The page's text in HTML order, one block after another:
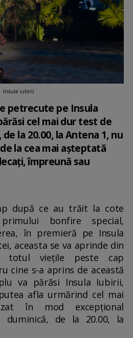
Insula iubirii
petrecute pe Insula
cel mai dur test de
la 20.00, la Antena 1, nu
la cea mai aşteptată
împreună sau
după ce au trăit la cote
bonfire special,
în premieră pe Insula
aceasta se va aprinde din
totul vieţile peste cap
cine s-a aprins de această
va părăsi Insula Iubirii,
afla urmărind cel mai
în mod excepţional
duminică, de la 20.00, la